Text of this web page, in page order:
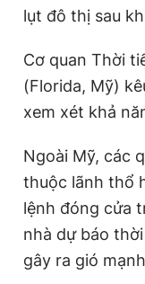
lụt đô thị sau
Cơ quan Thời
(Florida, Mỹ)
xem xét khả
Ngoài Mỹ, các
thuộc lãnh thổ
lệnh đóng cửa
nhà dự báo
gây ra gió